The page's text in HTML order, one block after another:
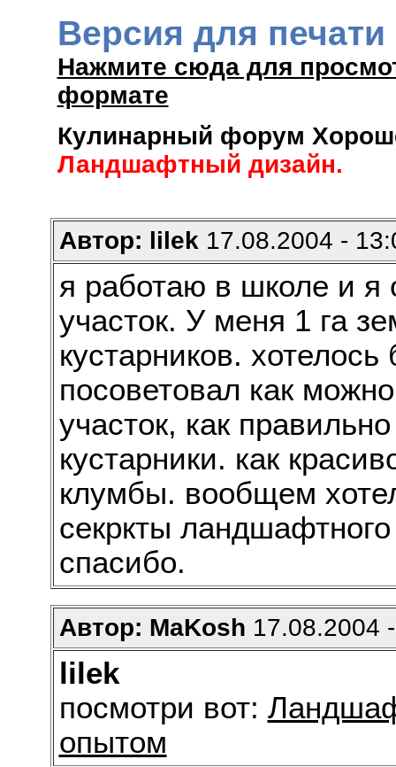
Версия для
Нажмите сюда для
формате
Кулинарный форум
Ландшафтный дизайн.
Автор: lilek 17.08.2004 -
я работаю в школе и я
участок. У меня 1 га
кустарников.
посоветовал как
участок, как
кустарники. как
клумбы. вообщем
секркты
спасибо.
Автор: MaKosh 17.08.2004
lilek
посмотри вот:
опытом